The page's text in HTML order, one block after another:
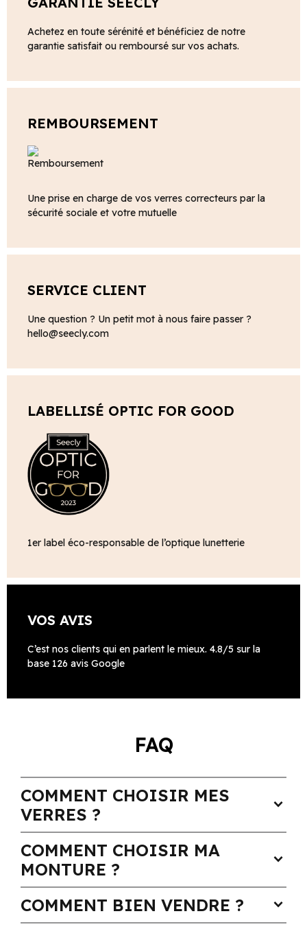
Achetez en toute sérénité et bénéficiez de notre
garantie satisfait ou remboursé sur vos achats.
REMBOURSEMENT
Une prise en charge de vos verres correcteurs par la
sécurité sociale et votre mutuelle
SERVICE CLIENT
Une question ? Un petit mot à nous faire passer ?
hello@seecly.com
LABELLISÉ OPTIC FOR GOOD
1er label éco-responsable de l’optique lunetterie
VOS AVIS
C’est nos clients qui en parlent le mieux. 4.8/5 sur la
base 126 avis Google
FAQ
COMMENT CHOISIR MES
VERRES ?
expand_more
COMMENT CHOISIR MA
MONTURE ?
expand_more
COMMENT BIEN VENDRE ? expand_more